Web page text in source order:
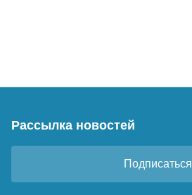
Рассылка новостей
Подписаться